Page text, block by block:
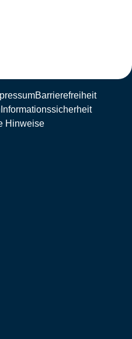
Barrierefreiheit
Informationssicherheit
Hinweise